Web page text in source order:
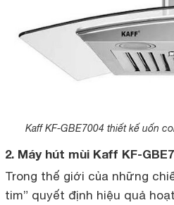
Kaff KF-GBE7004 thiết kế uốn
2. Máy hút mùi Kaff KF-
Trong thế giới của những
tim” quyết định hiệu quả